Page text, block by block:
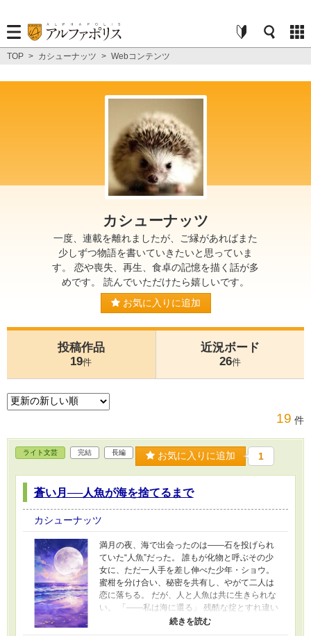
TOP > カシューナッツ > Webコンテンツ
カシューナッツ
一度、連載を離れましたが、ご縁があればまた
少しずつ物語を書いていきたいと思っていま
す。 恋や喪失、再生、食卓の記憶を描く話が多
めです。 読んでいただけたら嬉しいです。
お気に入りに追加
投稿作品
19件
近況ボード
26件
19 件
ライト文芸 完結 長編 お気に入りに追加 1
蒼い月──人魚が海を捨てるまで
カシューナッツ
満月の夜、海で出会ったのは――石を投げられ
ていた“人魚”だった。 誰もが化物と呼ぶその少
女に、ただ一人手を差し伸べた少年・ショウ。
蜜柑を分け合い、秘密を共有し、やがて二人は
恋に落ちる。 だが、人と人魚は共に生きられな
い。 「――私は海に還る」 残酷な掟とすれ違い
の中で、別れを選んだ少女。 それでも少年は、